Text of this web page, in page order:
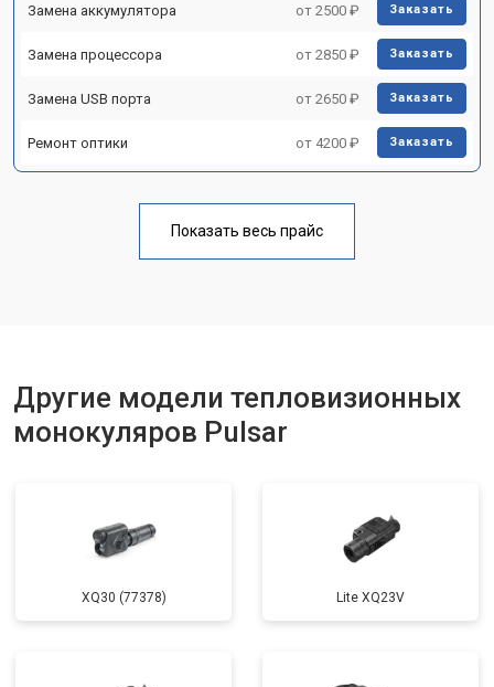
Замена аккумулятора от 2500 ₽ Заказать
Замена процессора от 2850 ₽ Заказать
Замена USB порта от 2650 ₽ Заказать
Ремонт оптики от 4200 ₽ Заказать
Показать весь прайс
Другие модели тепловизионных
монокуляров Pulsar
XQ30 (77378) Lite XQ23V